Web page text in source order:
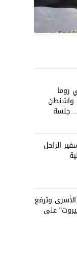
روما
واشنطن
جلسة
الراحل
وترفع
على